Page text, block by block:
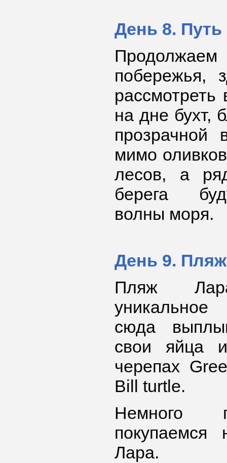
День 8.
побережья,
рассмотреть
на дне бухт,
прозрачной
мимо
лесов, а
берега
волны моря.
День 9.
Пляж
сюда
свои яйца
черепах
Bill turtle.
Немного
покупаемся
Лара.